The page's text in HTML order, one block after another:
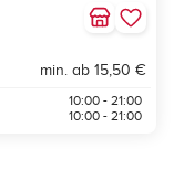
min. ab 15,50 €
10:00 - 21:00
10:00 - 21:00